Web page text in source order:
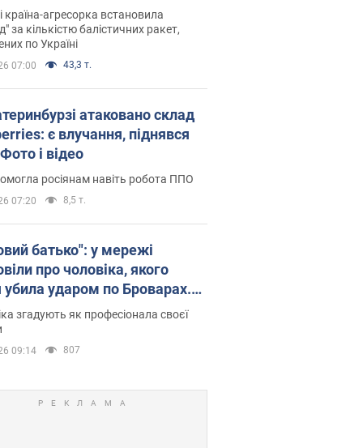
країна-агресорка встановила
за кількістю балістичних ракет,
по Україні
07:00 43,3 т.
атаковано склад
є влучання, піднявся
і відео
росіянам навіть робота ППО
07:20 8,5 т.
батько": у мережі
про чоловіка, якого
убила ударом по Броварах.
згадують як професіонала своєї
09:14 807